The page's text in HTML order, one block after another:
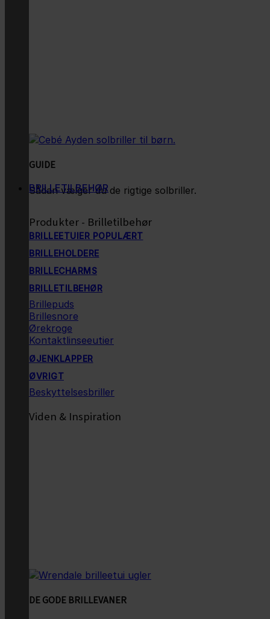
GUIDE
Sådan vælger du de rigtige solbriller.
BRILLETILBEHØR
Produkter - Brilletilbehør
BRILLEETUIER
BRILLEHOLDERE
BRILLECHARMS
BRILLETILBEHØR
Brillepuds
Brillesnore
Ørekroge
Kontaktlinseeutier
ØJENKLAPPER
ØVRIGT
Beskyttelsesbriller
Viden & Inspiration
DE GODE BRILLEVANER